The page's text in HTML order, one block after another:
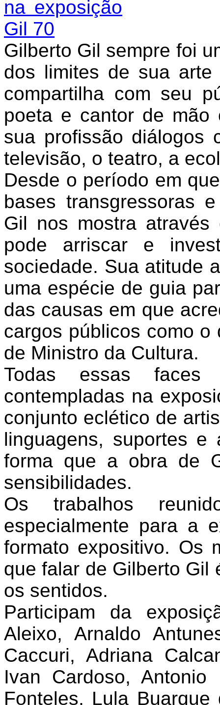
Gilberto Gil sempre foi
dos limites de sua
compartilha com seu
poeta e cantor de mão
sua profissão diálogos
televisão, o teatro, a
Desde o período em
bases transgressoras
Gil nos mostra
pode arriscar e
sociedade. Sua atitude
uma espécie de guia
das causas em que
cargos públicos como
de Ministro da Cultura.
Todas essas
contempladas na
conjunto eclético de
linguagens, suportes
forma que a obra de
sensibilidades.
Os trabalhos
especialmente para a
formato expositivo. Os
que falar de Gilberto Gil
os sentidos.
Participam da
Aleixo, Arnaldo
Caccuri, Adriana
Ivan Cardoso,
Fonteles, Lula